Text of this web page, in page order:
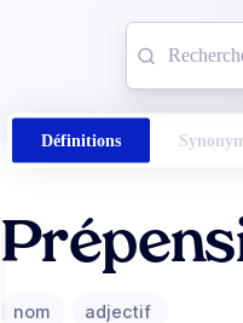
Définitions
nom adjectif